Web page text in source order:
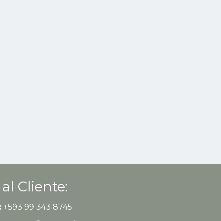
Cliente:
+593 99 343 8745